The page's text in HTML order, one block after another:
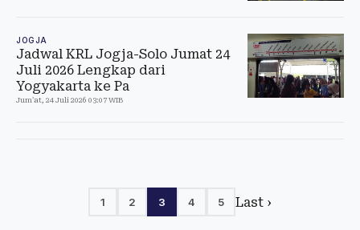
JOGJA
Jadwal KRL Jogja-Solo Jumat 24
Juli 2026 Lengkap dari
Yogyakarta ke Pa
Jum'at, 24 Juli 2026 03:07 WIB
1 2 3 4 5 Last ›